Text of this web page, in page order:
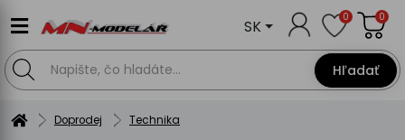
Hľadať
SK 0 0
Doprodej Technika